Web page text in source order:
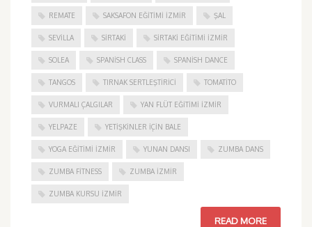
REMATE SAKSAFON EĞITIMI İZMIR ŞAL
SEVILLA SIRTAKI SIRTAKI EĞITIMI İZMIR
SOLEA SPANISH CLASS SPANISH DANCE
TANGOS TIRNAK SERTLEŞTIRICI TOMATITO
VURMALI ÇALGILAR YAN FLÜT EĞITIMI İZMIR
YELPAZE YETIŞKINLER IÇIN BALE
YOGA EĞITIMI İZMIR YUNAN DANSI ZUMBA DANS
ZUMBA FITNESS ZUMBA İZMIR
ZUMBA KURSU İZMIR
READ MORE